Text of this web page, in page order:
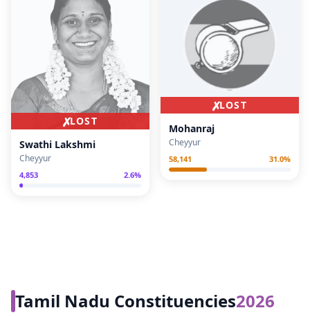
✗LOST
Swathi Lakshmi
Cheyyur
4,853 2.6%
✗LOST
Mohanraj
Cheyyur
58,141 31.0%
Tamil Nadu Constituencies2026